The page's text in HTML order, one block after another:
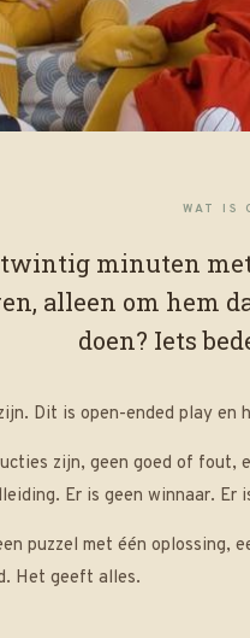
opdracht.
WAT IS
minuten
alleen om hem
doen? Iets
Dit is open-ended play en
zijn, geen goed of
Er is geen winnaar.
puzzel met één
Het geeft alles.